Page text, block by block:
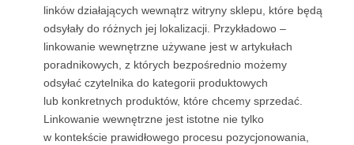
linków działających wewnątrz witryny sklepu, które będą
odsyłały do różnych jej lokalizacji. Przykładowo –
linkowanie wewnętrzne używane jest w artykułach
poradnikowych, z których bezpośrednio możemy
odsyłać czytelnika do kategorii produktowych
lub konkretnych produktów, które chcemy sprzedać.
Linkowanie wewnętrzne jest istotne nie tylko
w kontekście prawidłowego procesu pozycjonowania,